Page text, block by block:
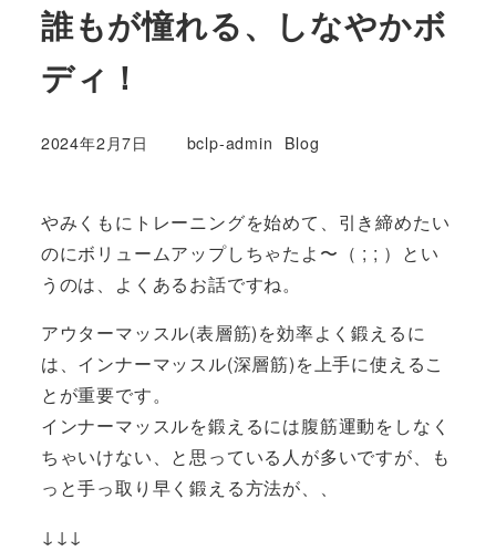
誰もが憧れる、しなやかボ
ディ！
投稿日
2024年2月7日 bclp-admin カテゴリー
Blog
やみくもにトレーニングを始めて、引き締めたい
のにボリュームアップしちゃたよ〜（ ; ; ）とい
うのは、よくあるお話ですね。
アウターマッスル(表層筋)を効率よく鍛えるに
は、インナーマッスル(深層筋)を上手に使えるこ
とが重要です。
インナーマッスルを鍛えるには腹筋運動をしなく
ちゃいけない、と思っている人が多いですが、も
っと手っ取り早く鍛える方法が、、
↓↓↓